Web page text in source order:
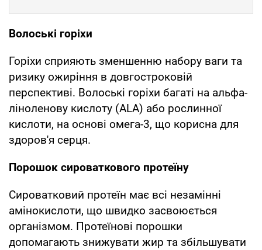
Волоські горіхи
Горіхи сприяють зменшенню набору ваги та
ризику ожиріння в довгостроковій
перспективі. Волоські горіхи багаті на альфа-
ліноленову кислоту (ALA) або рослинної
кислоти, на основі омега-3, що корисна для
здоров'я серця.
Порошок сироваткового протеїну
Сироватковий протеїн має всі незамінні
амінокислоти, що швидко засвоюється
організмом. Протеїнові порошки
допомагають знижувати жир та збільшувати